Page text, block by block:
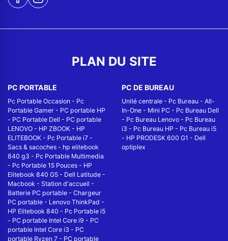
PLAN DU SITE
PC PORTABLE
Pc Portable Occasion - Pc
Portable Gamer - PC portable HP
- PC Portable Dell - PC portable
LENOVO - HP ZBOOK - HP
ELITEBOOK - Pc Portable i7 -
Sacs & sacoches - hp elitebook
840 g3 - Pc Portable Multimedia
- Pc Portable 15 Pouces - HP
Elitebook 840 G5 - Dell Latitude -
Macbook - Station d'accueil -
Batterie PC portable - Chargeur
PC portable - Lenovo ThinkPad -
HP Elitebook 840 - Pc Portable i5
- PC portable Intel Core i9 - PC
portable Intel Core i3 - PC
portable Ryzen 7 - PC portable
PC DE BUREAU
Unité centrale - Pc Bureau - All-
In-One - Mini PC - Pc Bureau Dell
- Pc Bureau Lenovo - Pc Bureau
i3 - Pc Bureau HP - Pc Bureau i5
- HP PRODESK 600 G1 - Dell
optiplex